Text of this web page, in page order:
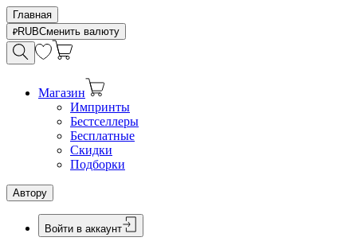
Главная
RUBСменить валюту
Магазин
Импринты
Бестселлеры
Бесплатные
Скидки
Подборки
Автору
Войти в аккаунт